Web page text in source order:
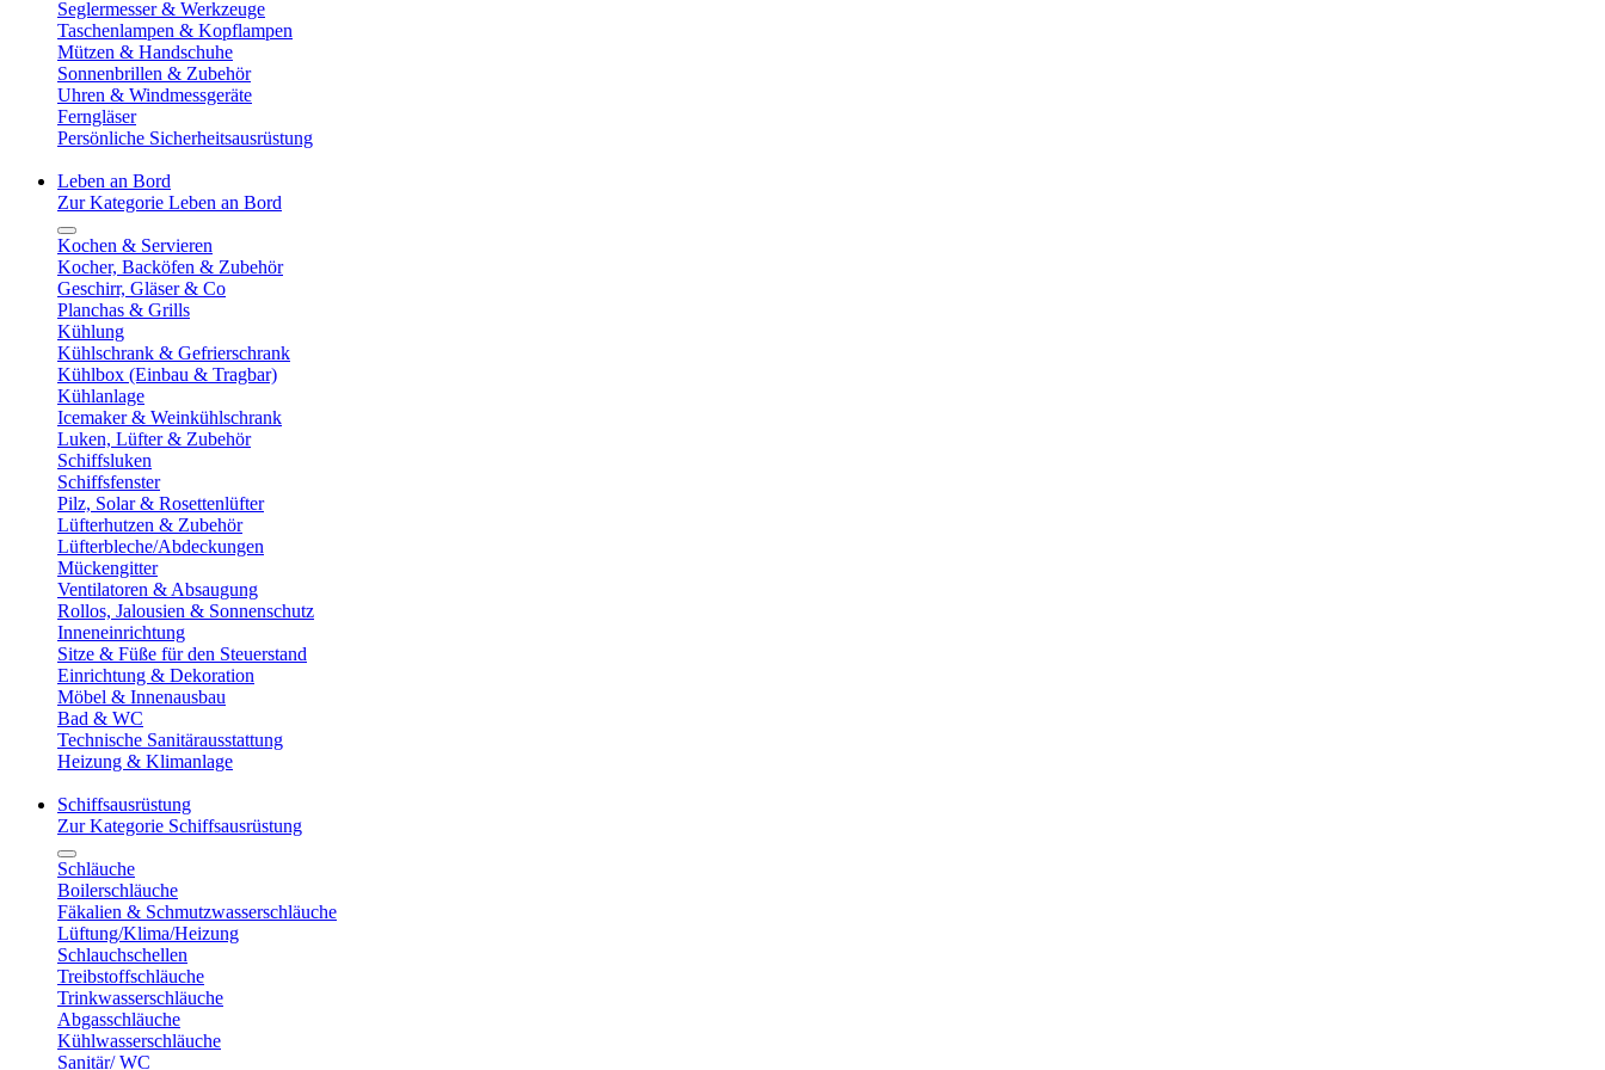
Seglermesser & Werkzeuge
Taschenlampen & Kopflampen
Mützen & Handschuhe
Sonnenbrillen & Zubehör
Uhren & Windmessgeräte
Ferngläser
Persönliche Sicherheitsausrüstung
Leben an Bord
Zur Kategorie Leben an Bord
Kochen & Servieren
Kocher, Backöfen & Zubehör
Geschirr, Gläser & Co
Planchas & Grills
Kühlung
Kühlschrank & Gefrierschrank
Kühlbox (Einbau & Tragbar)
Kühlanlage
Icemaker & Weinkühlschrank
Luken, Lüfter & Zubehör
Schiffsluken
Schiffsfenster
Pilz, Solar & Rosettenlüfter
Lüfterhutzen & Zubehör
Lüfterbleche/Abdeckungen
Mückengitter
Ventilatoren & Absaugung
Rollos, Jalousien & Sonnenschutz
Inneneinrichtung
Sitze & Füße für den Steuerstand
Einrichtung & Dekoration
Möbel & Innenausbau
Bad & WC
Technische Sanitärausstattung
Heizung & Klimanlage
Schiffsausrüstung
Zur Kategorie Schiffsausrüstung
Schläuche
Boilerschläuche
Fäkalien & Schmutzwasserschläuche
Lüftung/Klima/Heizung
Schlauchschellen
Treibstoffschläuche
Trinkwasserschläuche
Abgasschläuche
Kühlwasserschläuche
Sanitär/ WC